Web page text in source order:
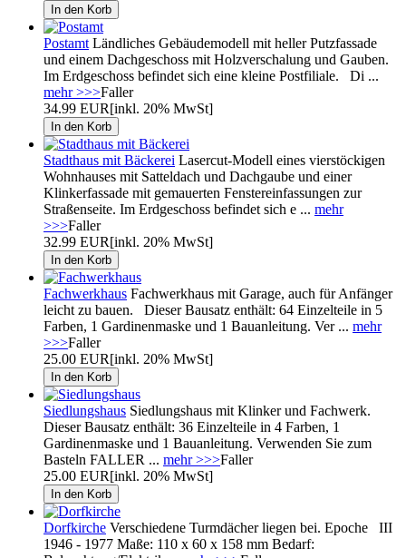
Postamt Ländliches Gebäudemodell mit heller Putzfassade
und einem Dachgeschoss mit Holzverschalung und Gauben.
Im Erdgeschoss befindet sich eine kleine Postfiliale. Di ...
mehr >>>Faller
34.99 EUR[inkl. 20% MwSt]
Stadthaus mit Bäckerei Lasercut-Modell eines vierstöckigen
Wohnhauses mit Satteldach und Dachgaube und einer
Klinkerfassade mit gemauerten Fenstereinfassungen zur
Straßenseite. Im Erdgeschoss befindet sich e ... mehr
>>>Faller
32.99 EUR[inkl. 20% MwSt]
Fachwerkhaus Fachwerkhaus mit Garage, auch für Anfänger
leicht zu bauen. Dieser Bausatz enthält: 64 Einzelteile in 5
Farben, 1 Gardinenmaske und 1 Bauanleitung. Ver ... mehr
>>>Faller
25.00 EUR[inkl. 20% MwSt]
Siedlungshaus Siedlungshaus mit Klinker und Fachwerk.
Dieser Bausatz enthält: 36 Einzelteile in 4 Farben, 1
Gardinenmaske und 1 Bauanleitung. Verwenden Sie zum
Basteln FALLER ... mehr >>>Faller
25.00 EUR[inkl. 20% MwSt]
Dorfkirche Verschiedene Turmdächer liegen bei. Epoche III
1946 - 1977 Maße: 110 x 60 x 158 mm Bedarf: